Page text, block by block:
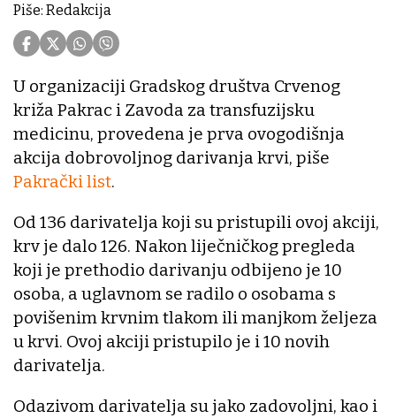
Piše: Redakcija
U organizaciji Gradskog društva Crvenog
križa Pakrac i Zavoda za transfuzijsku
medicinu, provedena je prva ovogodišnja
akcija dobrovoljnog darivanja krvi, piše
Pakrački list.
Od 136 darivatelja koji su pristupili ovoj akciji,
krv je dalo 126. Nakon liječničkog pregleda
koji je prethodio darivanju odbijeno je 10
osoba, a uglavnom se radilo o osobama s
povišenim krvnim tlakom ili manjkom željeza
u krvi. Ovoj akciji pristupilo je i 10 novih
darivatelja.
Odazivom darivatelja su jako zadovoljni, kao i